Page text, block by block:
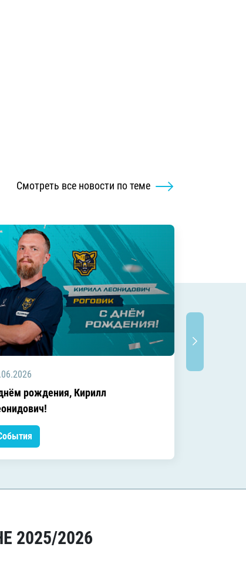
Смотреть все новости по теме
рождения, Кирилл
2025/2026